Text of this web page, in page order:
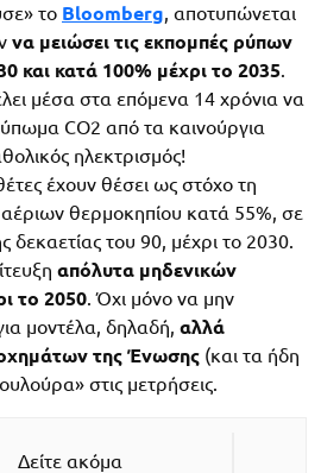
το Bloomberg , αποτυπώνεται
να μειώσει τις εκπομπές ρύπων
και κατά 100% μέχρι το 2035
μέσα στα επόμενα 14 χρόνια να
CO2 από τα καινούργια
ηλεκτρισμός!
έχουν θέσει ως στόχο τη
θερμοκηπίου κατά 55%, σε
δεκαετίας του 90, μέχρι το 2030.
απόλυτα μηδενικών
το 2050 . Όχι μόνο να μην
μοντέλα, δηλαδή, αλλά
της Ένωσης (και τα ήδη
στις μετρήσεις.
Δείτε ακόμα